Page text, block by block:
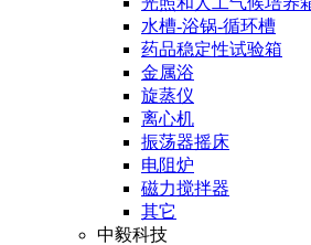
水槽-浴锅-循环槽
药品稳定性试验箱
金属浴
旋蒸仪
离心机
振荡器摇床
电阻炉
磁力搅拌器
其它
中毅科技